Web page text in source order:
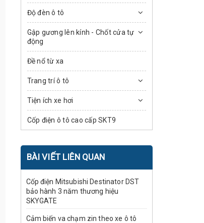
Độ đèn ô tô
Gập gương lên kính - Chốt cửa tự
động
Đề nổ từ xa
Trang trí ô tô
Tiện ích xe hơi
Cốp điện ô tô cao cấp SKT9
BÀI VIẾT LIÊN QUAN
Cốp điện Mitsubishi Destinator DST
bảo hành 3 năm thương hiệu
SKYGATE
Cảm biến va chạm zin theo xe ô tô